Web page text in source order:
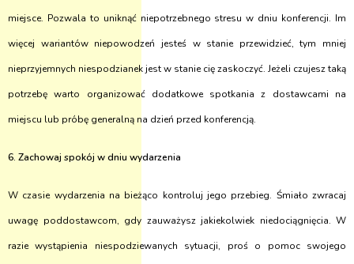
miejsce. Pozwala to uniknąć niepotrzebnego stresu w dniu konferencji. Im
więcej wariantów niepowodzeń jesteś w stanie przewidzieć, tym mniej
nieprzyjemnych niespodzianek jest w stanie cię zaskoczyć. Jeżeli czujesz taką
potrzebę warto organizować dodatkowe spotkania z dostawcami na
miejscu lub próbę generalną na dzień przed konferencją.
6. Zachowaj spokój w dniu wydarzenia
W czasie wydarzenia na bieżąco kontroluj jego przebieg. Śmiało zwracaj
uwagę poddostawcom, gdy zauważysz jakiekolwiek niedociągnięcia. W
razie wystąpienia niespodziewanych sytuacji, proś o pomoc swojego